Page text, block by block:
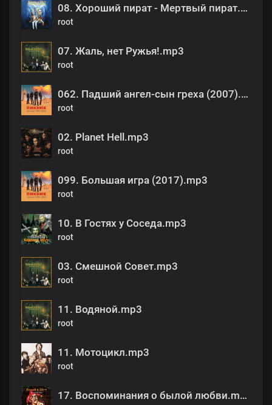
08. Хороший пират - Мертвый пират.mp3
root
07. Жаль, нет Ружья!.mp3
root
062. Падший ангел-сын греха (2007).mp3
root
02. Planet Hell.mp3
root
099. Большая игра (2017).mp3
root
10. В Гостях у Соседа.mp3
root
03. Смешной Совет.mp3
root
11. Водяной.mp3
root
11. Мотоцикл.mp3
root
17. Воспоминания о былой любви.mp3